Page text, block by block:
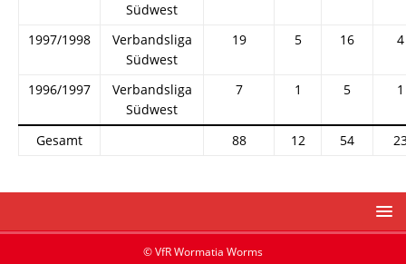
Südwest
1997/1998
Verbandsliga
Südwest
19 5 16 4
1996/1997
Verbandsliga
Südwest
7 1 5 1
Gesamt 88 12 54
© VfR Wormatia Worms